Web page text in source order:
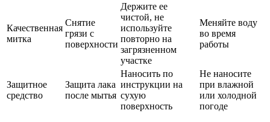
Качественная
митка
Снятие
грязи с
поверхности
Держите ее
чистой, не
используйте
повторно на
загрязненном
участке
Меняйте воду
во время
работы
Защитное
средство
Защита лака
после мытья
Наносить по
инструкции на
сухую
поверхность
Не наносите
при влажной
или холодной
погоде